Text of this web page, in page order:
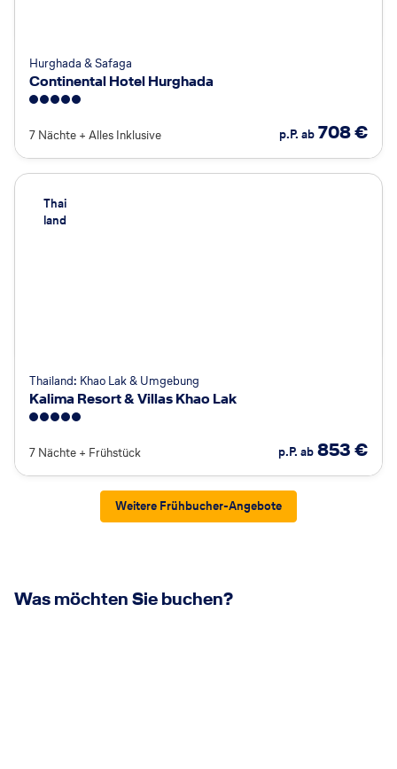
Hurghada & Safaga
Continental Hotel Hurghada
7 Nächte + Alles Inklusive p.P. ab 708€
Thai
land
Thailand: Khao Lak & Umgebung
Kalima Resort & Villas Khao Lak
7 Nächte + Frühstück p.P. ab 853€
Weitere Frühbucher-Angebote
Was möchten Sie buchen?